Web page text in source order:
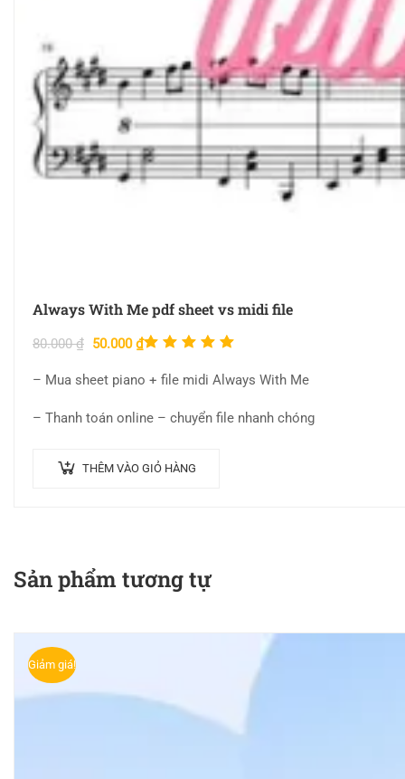
Always With Me pdf sheet vs midi file
80.000₫ 50.000₫Được xếp
5.00 5
sao
– Mua sheet piano + file midi Always With Me
– Thanh toán online – chuyển file nhanh chóng
THÊM VÀO GIỎ HÀNG
Sản phẩm tương tự
Giảm giá!